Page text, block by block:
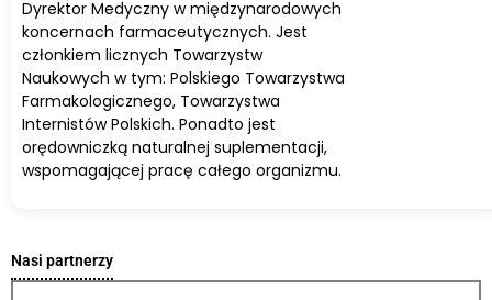
Dyrektor Medyczny w międzynarodowych
koncernach farmaceutycznych. Jest
członkiem licznych Towarzystw
Naukowych w tym: Polskiego Towarzystwa
Farmakologicznego, Towarzystwa
Internistów Polskich. Ponadto jest
orędowniczką naturalnej suplementacji,
wspomagającej pracę całego organizmu.
Nasi partnerzy